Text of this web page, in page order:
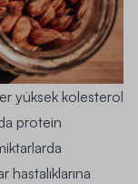
yüksek kolesterol
protein